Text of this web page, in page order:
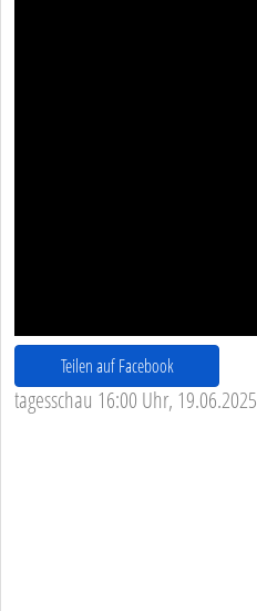
Teilen auf Facebook
tagesschau 16:00 Uhr, 19.06.2025